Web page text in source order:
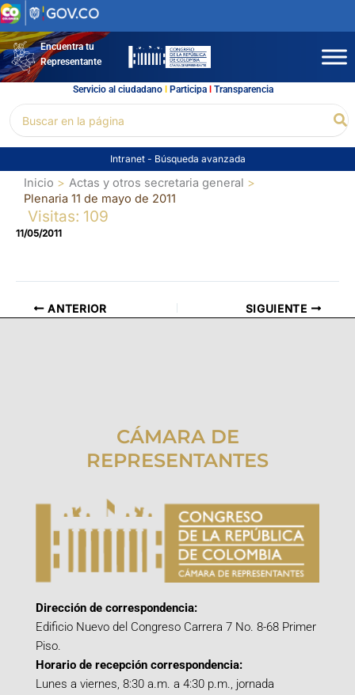
Ir
al
contenidoEncuentra tu
Representante
Servicio al ciudadano l Participal Transparencia
por:
Intranet - Búsqueda avanzada
Inicio
Actas y otros secretaria general
Plenaria 11 de mayo de 2011
Visitas: 109
11/05/2011
ANTERIOR SIGUIENTE
CÁMARA DE
REPRESENTANTES
Dirección de correspondencia:
Edificio Nuevo del Congreso Carrera 7 No. 8-68 Primer
Piso.
Horario de recepción correspondencia:
Lunes a viernes, 8:30 a.m. a 4:30 p.m., jornada